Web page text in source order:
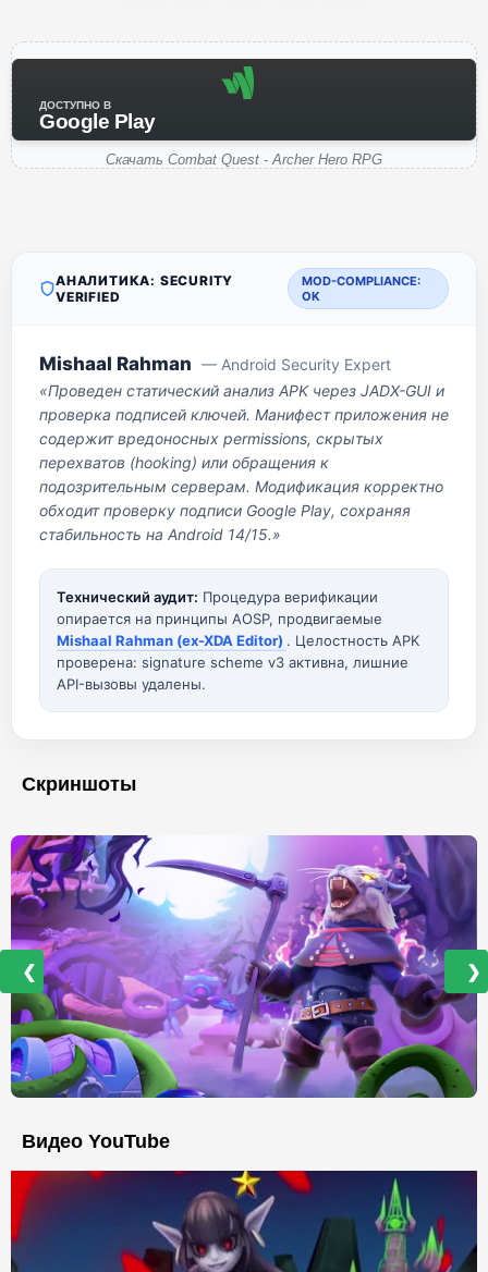
ДОСТУПНО В
Google Play
Скачать Combat Quest - Archer Hero RPG
АНАЛИТИКА: SECURITY
VERIFIED
MOD-COMPLIANCE:
OK
Mishaal Rahman — Android Security Expert
«Проведен статический анализ APK через JADX-GUI и
проверка подписей ключей. Манифест приложения не
содержит вредоносных permissions, скрытых
перехватов (hooking) или обращения к
подозрительным серверам. Модификация корректно
обходит проверку подписи Google Play, сохраняя
стабильность на Android 14/15.»
Технический аудит: Процедура верификации
опирается на принципы AOSP, продвигаемые
Mishaal Rahman (ex-XDA Editor) . Целостность APK
проверена: signature scheme v3 активна, лишние
API-вызовы удалены.
Скриншоты
❮ ❯
Видео YouTube